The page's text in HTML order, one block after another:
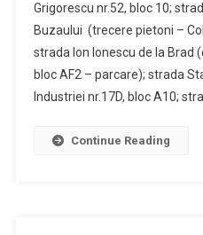
Grigorescu nr.52, bloc 10;
Buzaului (trecere pietoni –
strada Ion Ionescu de la Brad
bloc AF2 – parcare); strada
Industriei nr.17D, bloc A10;
Continue Reading